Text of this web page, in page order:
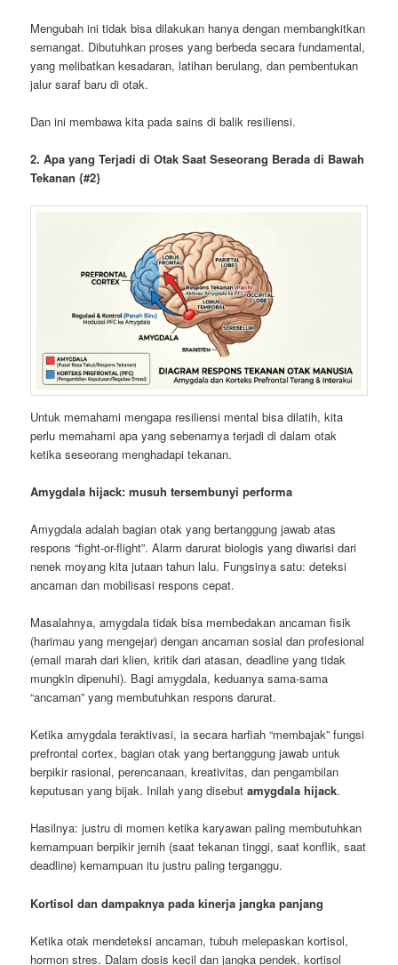
Mengubah ini tidak bisa dilakukan hanya dengan membangkitkan
semangat. Dibutuhkan proses yang berbeda secara fundamental,
yang melibatkan kesadaran, latihan berulang, dan pembentukan
jalur saraf baru di otak.
Dan ini membawa kita pada sains di balik resiliensi.
2. Apa yang Terjadi di Otak Saat Seseorang Berada di Bawah
Tekanan {#2}
Untuk memahami mengapa resiliensi mental bisa dilatih, kita
perlu memahami apa yang sebenarnya terjadi di dalam otak
ketika seseorang menghadapi tekanan.
Amygdala hijack: musuh tersembunyi performa
Amygdala adalah bagian otak yang bertanggung jawab atas
respons “fight-or-flight”. Alarm darurat biologis yang diwarisi dari
nenek moyang kita jutaan tahun lalu. Fungsinya satu: deteksi
ancaman dan mobilisasi respons cepat.
Masalahnya, amygdala tidak bisa membedakan ancaman fisik
(harimau yang mengejar) dengan ancaman sosial dan profesional
(email marah dari klien, kritik dari atasan, deadline yang tidak
mungkin dipenuhi). Bagi amygdala, keduanya sama-sama
“ancaman” yang membutuhkan respons darurat.
Ketika amygdala teraktivasi, ia secara harfiah “membajak” fungsi
prefrontal cortex, bagian otak yang bertanggung jawab untuk
berpikir rasional, perencanaan, kreativitas, dan pengambilan
keputusan yang bijak. Inilah yang disebutamygdala hijack.
Hasilnya: justru di momen ketika karyawan paling membutuhkan
kemampuan berpikir jernih (saat tekanan tinggi, saat konflik, saat
deadline) kemampuan itu justru paling terganggu.
Kortisol dan dampaknya pada kinerja jangka panjang
Ketika otak mendeteksi ancaman, tubuh melepaskan kortisol,
hormon stres. Dalam dosis kecil dan jangka pendek, kortisol